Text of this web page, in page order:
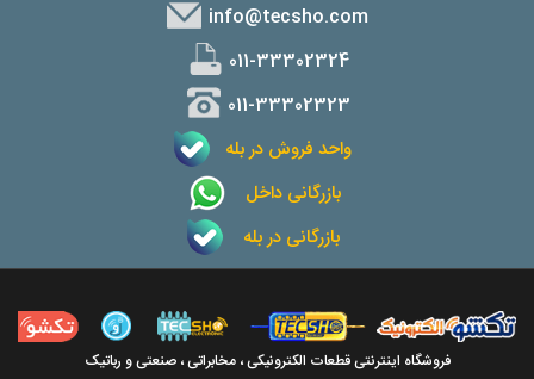
info@tecsho.com
011-33302324
011-33302323
واحد فروش در بله
بازرگانی داخل
بازرگانی در بله
فروشگاه اینترنتی قطعات الکترونیکی ، مخابراتی ، صنعتی و رباتیک